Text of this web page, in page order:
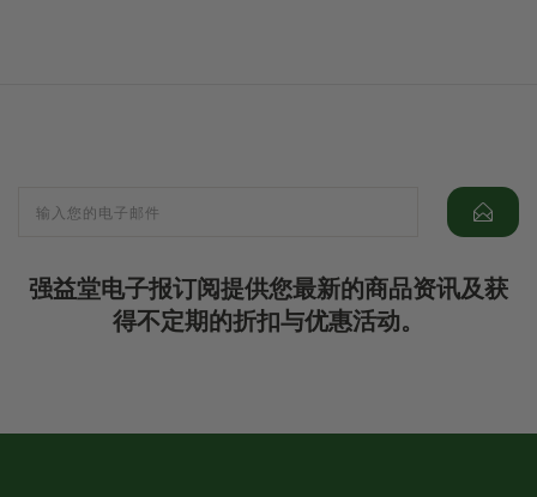
强益堂电子报订阅提供您最新的商品资讯及获
得不定期的折扣与优惠活动。